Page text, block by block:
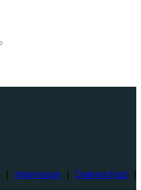
Impressum| Datenschutz